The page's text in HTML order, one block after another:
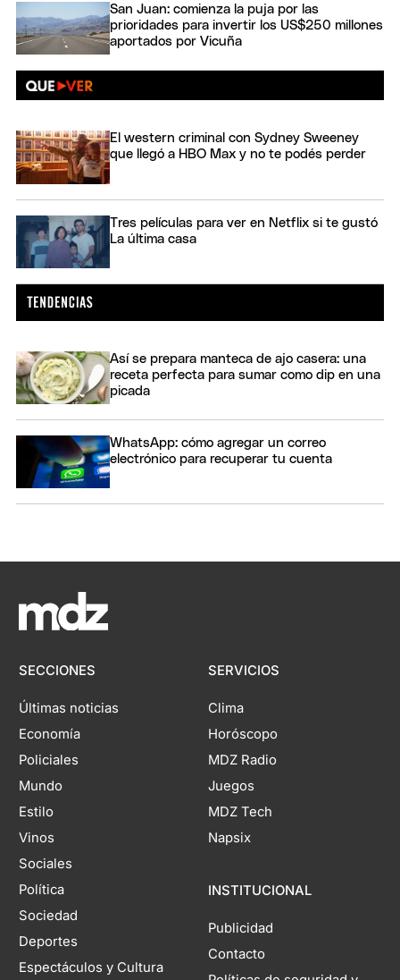
San Juan: comienza la puja por las
prioridades para invertir los US$250 millones
aportados por Vicuña
El western criminal con Sydney Sweeney
que llegó a HBO Max y no te podés perder
Tres películas para ver en Netflix si te gustó
La última casa
Así se prepara manteca de ajo casera: una
receta perfecta para sumar como dip en una
picada
WhatsApp: cómo agregar un correo
electrónico para recuperar tu cuenta
SECCIONES
Últimas noticias
Economía
Policiales
Mundo
Estilo
Vinos
Sociales
Política
Sociedad
Deportes
Espectáculos y Cultura
SERVICIOS
Clima
Horóscopo
MDZ Radio
Juegos
MDZ Tech
Napsix
INSTITUCIONAL
Publicidad
Contacto